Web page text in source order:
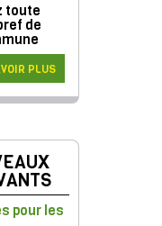
toute
de
PLUS
pour les